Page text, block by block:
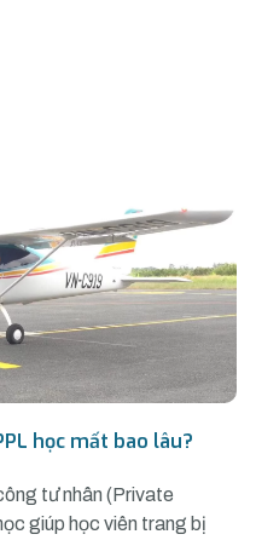
học mất bao lâu?
tư nhân (Private
giúp học viên trang bị